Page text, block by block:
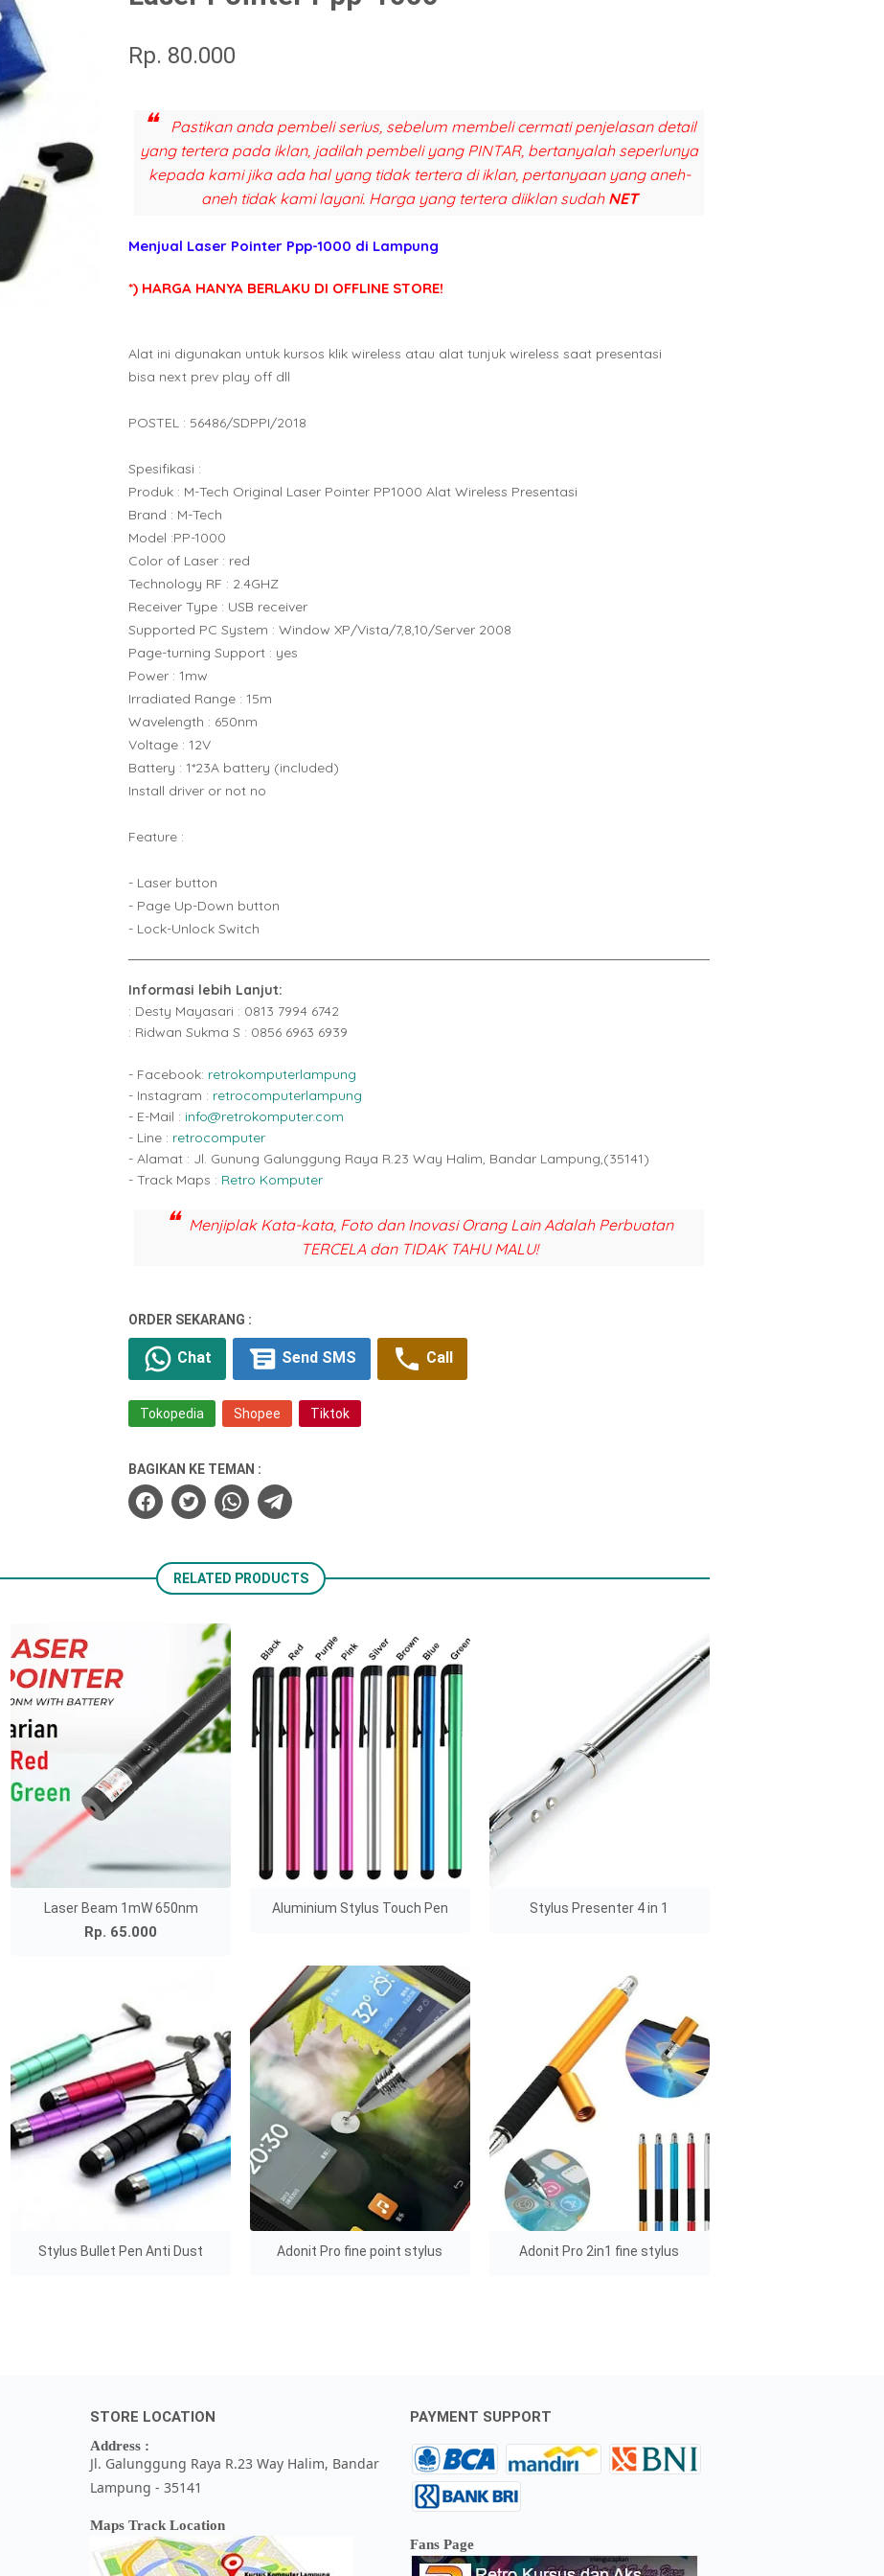
Rp. 80.000
Pastikan anda pembeli serius, sebelum membeli cermati penjelasan detail
yang tertera pada iklan, jadilah pembeli yang PINTAR, bertanyalah seperlunya
kepada kami jika ada hal yang tidak tertera di iklan, pertanyaan yang aneh-
aneh tidak kami layani. Harga yang tertera diiklan sudah NET
Menjual Laser Pointer Ppp-1000 di Lampung
*) HARGA HANYA BERLAKU DI OFFLINE STORE!
Alat ini digunakan untuk kursos klik wireless atau alat tunjuk wireless saat presentasi
bisa next prev play off dll
POSTEL : 56486/SDPPI/2018
Spesifikasi :
Produk : M-Tech Original Laser Pointer PP1000 Alat Wireless Presentasi
Brand : M-Tech
Model :PP-1000
Color of Laser : red
Technology RF : 2.4GHZ
Receiver Type : USB receiver
Supported PC System : Window XP/Vista/7,8,10/Server 2008
Page-turning Support : yes
Power : 1mw
Irradiated Range : 15m
Wavelength : 650nm
Voltage : 12V
Battery : 1*23A battery (included)
Install driver or not no
Feature :
- Laser button
- Page Up-Down button
- Lock-Unlock Switch
Informasi lebih Lanjut:
: Desty Mayasari : 0813 7994 6742
: Ridwan Sukma S : 0856 6963 6939
- Facebook: retrokomputerlampung
- Instagram : retrocomputerlampung
- E-Mail : info@retrokomputer.com
- Line : retrocomputer
- Alamat : Jl. Gunung Galunggung Raya R.23 Way Halim, Bandar Lampung,(35141)
- Track Maps : Retro Komputer
Menjiplak Kata-kata, Foto dan Inovasi Orang Lain Adalah Perbuatan
TERCELA dan TIDAK TAHU MALU!
ORDER SEKARANG :
Chat Send SMS Call
Tokopedia Shopee Tiktok
BAGIKAN KE TEMAN :
RELATED PRODUCTS
Laser Beam 1mW 650nm
Rp. 65.000
Aluminium Stylus Touch Pen Stylus Presenter 4 in 1
Stylus Bullet Pen Anti Dust Adonit Pro fine point stylus Adonit Pro 2in1 fine stylus
STORE LOCATION
Address :
Jl. Galunggung Raya R.23 Way Halim, Bandar
Lampung - 35141
Maps Track Location
PAYMENT SUPPORT
Fans Page